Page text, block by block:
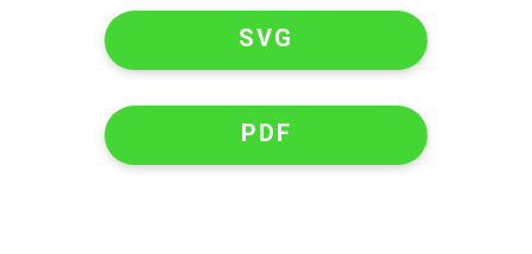
SVG
PDF